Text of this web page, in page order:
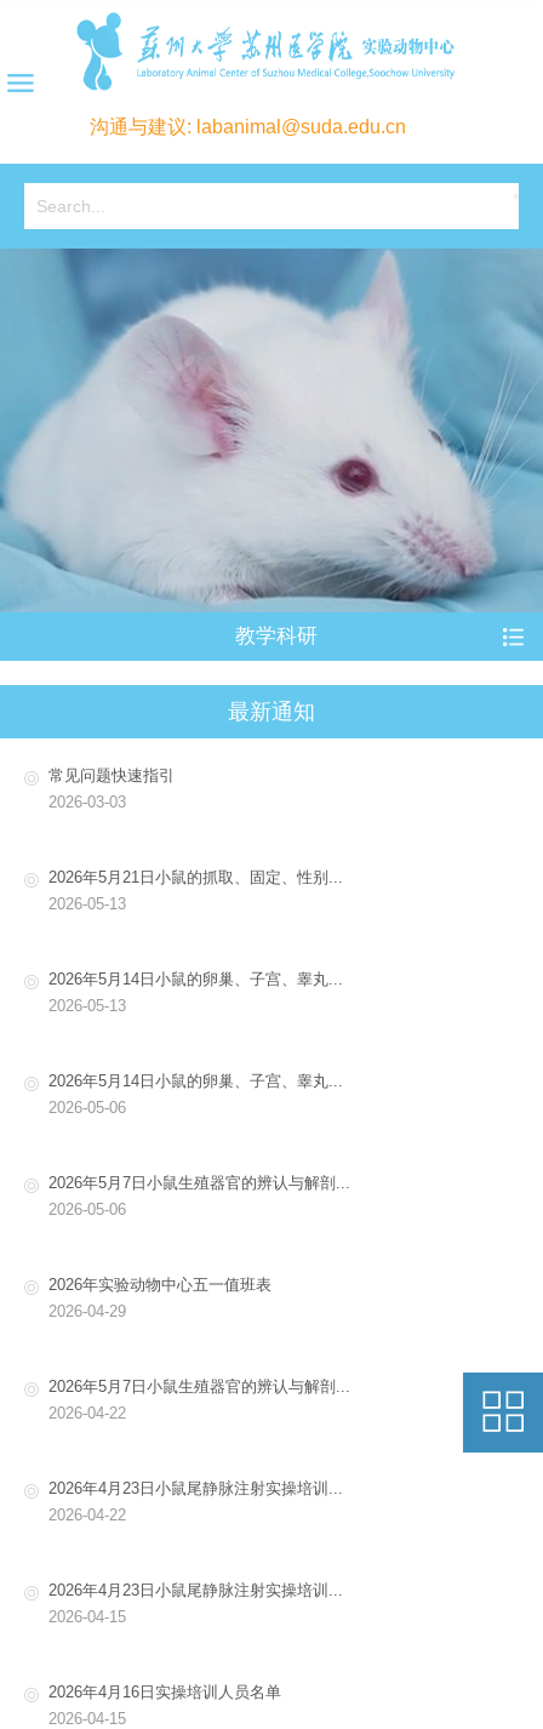
沟通与建议: labanimal@suda.edu.cn
教学科研
最新通知
常见问题快速指引
2026-03-03
2026年5月21日小鼠的抓取、固定、性别...
2026-05-13
2026年5月14日小鼠的卵巢、子宫、睾丸...
2026-05-13
2026年5月14日小鼠的卵巢、子宫、睾丸...
2026-05-06
2026年5月7日小鼠生殖器官的辨认与解剖...
2026-05-06
2026年实验动物中心五一值班表
2026-04-29
2026年5月7日小鼠生殖器官的辨认与解剖...
2026-04-22
2026年4月23日小鼠尾静脉注射实操培训...
2026-04-22
2026年4月23日小鼠尾静脉注射实操培训...
2026-04-15
2026年4月16日实操培训人员名单
2026-04-15